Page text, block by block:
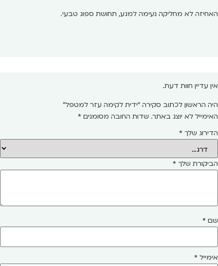
האחיזה לא מחליקה נעימה למגע, תחושת ספוג טבעי.
אין עדיין חוות דעת.
היה הראשון לכתוב סקירה “ידית לקימה עזר למטפל”
האימייל לא יוצג באתר. שדות החובה מסומנים *
הדירוג שלך *
הביקורת שלך *
שם *
אימייל *